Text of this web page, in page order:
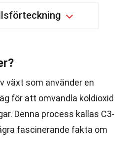
växt som använder en
för att omvandla koldioxid
Denna process kallas C3-
fascinerande fakta om